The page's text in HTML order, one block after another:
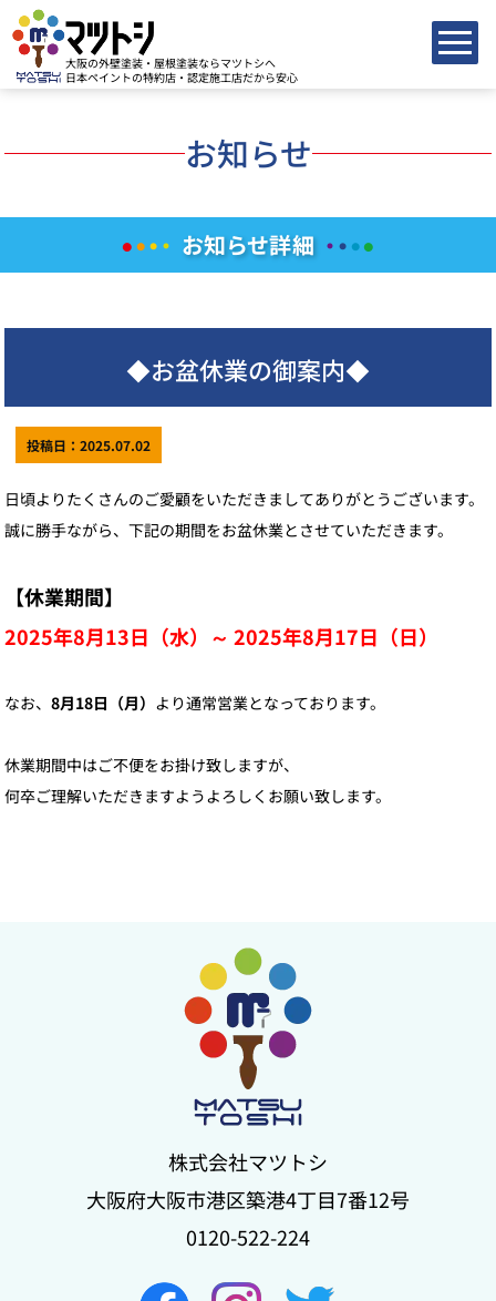
大阪の外壁塗装・屋根塗装ならマツトシへ
日本ペイントの特約店・認定施工店だから安心
お知らせ
● ● ● ● お知らせ詳細 ● ● ●●
◆お盆休業の御案内◆
投稿日：2025.07.02
日頃よりたくさんのご愛顧をいただきましてありがとうございます。
誠に勝手ながら、下記の期間をお盆休業とさせていただきます。
【休業期間】
2025年8月13日（水）～ 2025年8月17日（日）
なお、8月18日（月） より通常営業となっております。
休業期間中はご不便をお掛け致しますが、
何卒ご理解いただきますようよろしくお願い致します。
株式会社マツトシ
大阪府大阪市港区築港4丁目7番12号
0120-522-224